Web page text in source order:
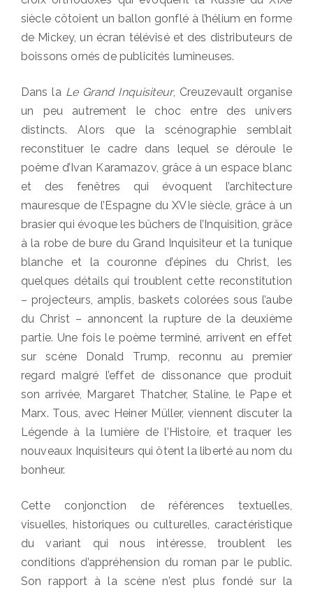
siècle côtoient un ballon gonflé à l’hélium en forme
de Mickey, un écran télévisé et des distributeurs de
boissons ornés de publicités lumineuses.
Dans la Le Grand Inquisiteur, Creuzevault organise
un peu autrement le choc entre des univers
distincts. Alors que la scénographie semblait
reconstituer le cadre dans lequel se déroule le
poème d’Ivan Karamazov, grâce à un espace blanc
et des fenêtres qui évoquent l’architecture
mauresque de l’Espagne du XVIe siècle, grâce à un
brasier qui évoque les bûchers de l’Inquisition, grâce
à la robe de bure du Grand Inquisiteur et la tunique
blanche et la couronne d’épines du Christ, les
quelques détails qui troublent cette reconstitution
– projecteurs, amplis, baskets colorées sous l’aube
du Christ – annoncent la rupture de la deuxième
partie. Une fois le poème terminé, arrivent en effet
sur scène Donald Trump, reconnu au premier
regard malgré l’effet de dissonance que produit
son arrivée, Margaret Thatcher, Staline, le Pape et
Marx. Tous, avec Heiner Müller, viennent discuter la
Légende à la lumière de l’Histoire, et traquer les
nouveaux Inquisiteurs qui ôtent la liberté au nom du
bonheur.
Cette conjonction de références textuelles,
visuelles, historiques ou culturelles, caractéristique
du variant qui nous intéresse, troublent les
conditions d’appréhension du roman par le public.
Son rapport à la scène n’est plus fondé sur la